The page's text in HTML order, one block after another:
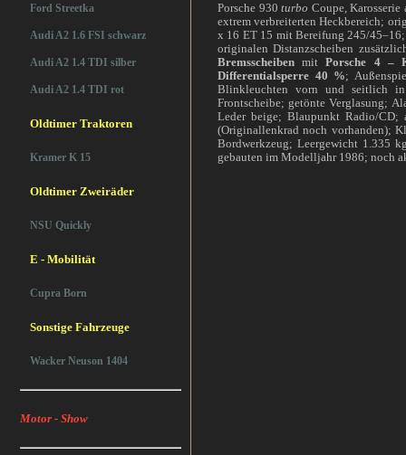
Ford Streetka
Audi A2 1.6 FSI schwarz
Audi A2 1.4 TDI silber
Audi A2 1.4 TDI rot
Oldtimer Traktoren
Kramer K 15
Oldtimer Zweiräder
NSU Quickly
E - Mobilität
Cupra Born
Sonstige Fahrzeuge
Wacker Neuson 1404
Motor - Show
Porsche 930turbo Coupe, Karosserie
extrem verbreiterten Heckbereich;
x 16 ET 15 mit Bereifung 245/45–16;
originalen Distanzscheiben
Bremsscheiben mitPorsche 4 –
Differentialsperre 40 %;
Blinkleuchten vorn und seitlich in
Frontscheibe; getönte Verglasung;
Leder beige; Blaupunkt Radio/CD;
(Originallenkrad noch vorhanden);
Bordwerkzeug; Leergewicht 1.335
gebauten im Modelljahr 1986; noch